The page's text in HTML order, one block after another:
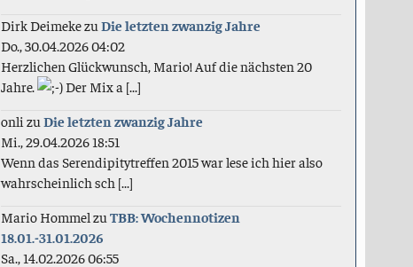
Dirk DeimekezuDie letzten zwanzig Jahre
Do., 30.04.2026 04:02
Herzlichen Glückwunsch, Mario! Auf die nächsten 20
Jahre.
Der Mix a [...]
onli zuDie letzten zwanzig Jahre
Mi., 29.04.2026 18:51
Wenn das Serendipitytreffen 2015 war lese ich hier also
wahrscheinlich sch [...]
Mario Hommel zuTBB: Wochennotizen
18.01.-31.01.2026
Sa., 14.02.2026 06:55